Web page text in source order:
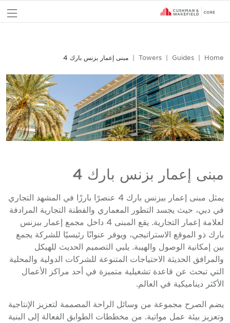
Home
Guides
Towers مبنى إعمار بزنس بارك 4
مبنى إعمار بزنس بارك 4
يمثل مبنى إعمار بيزنس بارك 4 عنصرًا بارزًا في المشهد التجاري
في دبي، حيث يجسد التطور المعماري والفطنة التجارية المرادفة
لعلامة إعمار التجارية. يقع المبنى 4 داخل مجمع إعمار بيزنس
بارك ذو الموقع الاستراتيجي، ويوفر عنوانًا رئيسيًا للشركة يجمع
بين إمكانية الوصول والهيبة. يلبي التصميم الحديث للهيكل
والمرافق الحديثة الاحتياجات المتنوعة للشركات الدولية والمحلية
التي تبحث عن قاعدة تشغيلية متميزة في أحد مراكز الأعمال
الأكثر ديناميكية في العالم.
يضم الصرح مجموعة من وسائل الراحة المصممة لتعزيز الإنتاجية
وتعزيز بيئة عمل مواتية. من مخططات الطوابق الفعالة إلى البنية